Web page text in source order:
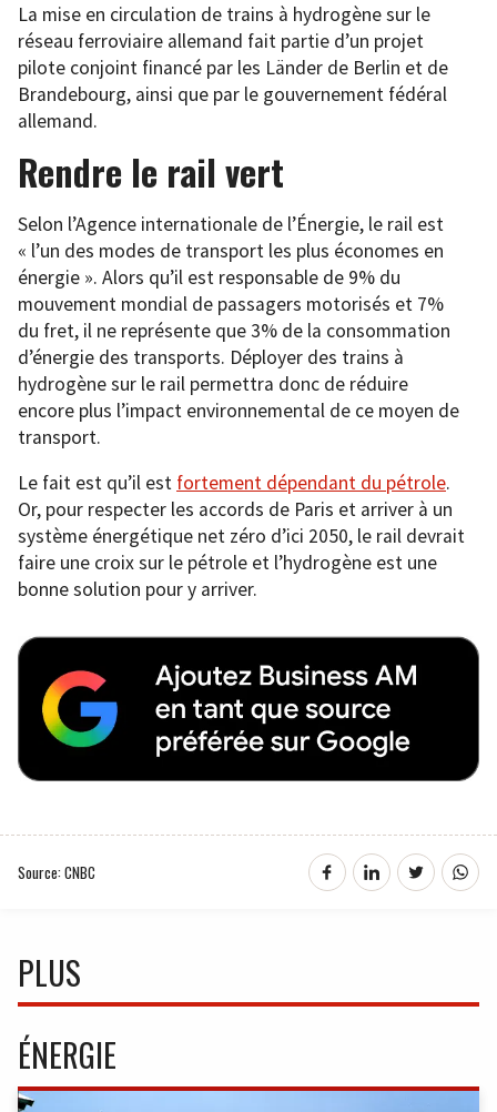
La mise en circulation de trains à hydrogène sur le
réseau ferroviaire allemand fait partie d’un projet
pilote conjoint financé par les Länder de Berlin et de
Brandebourg, ainsi que par le gouvernement fédéral
allemand.
Rendre le rail vert
Selon l’Agence internationale de l’Énergie, le rail est
« l’un des modes de transport les plus économes en
énergie ». Alors qu’il est responsable de 9% du
mouvement mondial de passagers motorisés et 7%
du fret, il ne représente que 3% de la consommation
d’énergie des transports. Déployer des trains à
hydrogène sur le rail permettra donc de réduire
encore plus l’impact environnemental de ce moyen de
transport.
Le fait est qu’il est fortement dépendant du pétrole.
Or, pour respecter les accords de Paris et arriver à un
système énergétique net zéro d’ici 2050, le rail devrait
faire une croix sur le pétrole et l’hydrogène est une
bonne solution pour y arriver.
Source: CNBC
PLUS
ÉNERGIE